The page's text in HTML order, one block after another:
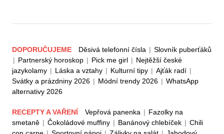
DOPORUČUJEME Děsivá telefonní čísla | Slovník puberťáků
| Partnerský horoskop | Pick me girl | Nejtěžší české
jazykolamy | Láska a vztahy | Kulturní tipy | Ajťák radí |
Svátky a prázdniny 2026 | Módní trendy 2026 | WhatsApp
alternativy 2026
RECEPTY A VAŘENÍ Vepřová panenka | Fazolky na
smetaně | Čokoládové muffiny | Banánový chlebíček | Chili